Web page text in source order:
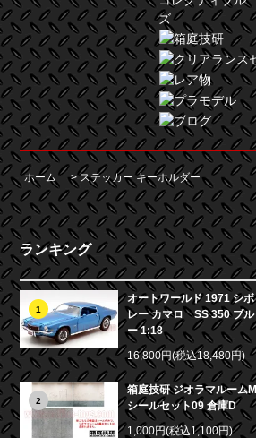
ホーム >ステッカー キーホルダー
ランキング
1
オートワールド 1971 シボ
レー カマロ SS 350 ブル
ー 1:18
16,800円(税込18,480円)
2
箱庭技研 ジオラマルームM
シールセット09 倉庫D
1,000円(税込1,100円)